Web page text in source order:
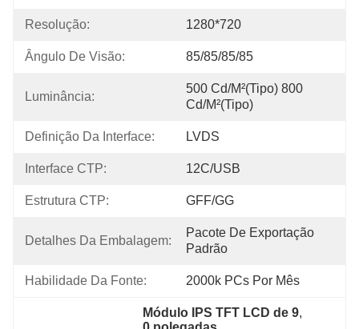
Resolução: 1280*720
Ângulo De Visão: 85/85/85/85
Luminância:
500 Cd/m²(Tipo) 800
Cd/m²(Tipo)
Definição Da Interface: LVDS
Interface CTP: 12C/USB
Estrutura CTP: GFF/GG
Detalhes Da Embalagem:
Pacote De Exportação
Padrão
Habilidade Da Fonte: 2000k PCs Por Mês
Módulo IPS TFT LCD de 9,